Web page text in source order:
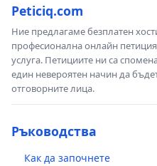
Peticiq.com
Ние предлагаме безплатен
професионална онлайн
услуга. Петициите ни са
един невероятен начин да
отговорните лица.
Ръководства
Как да започнете